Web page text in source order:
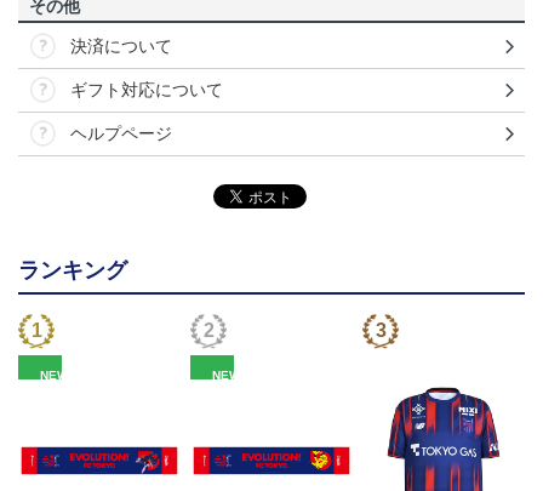
その他
決済について
ギフト対応について
ヘルプページ
ランキング
NEW NEW